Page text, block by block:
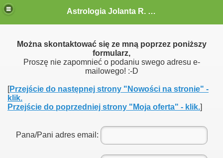
Astrologia Jolanta R. G.-Gołębiewska
Można skontaktować się ze mną poprzez poniższy
formularz,
Proszę nie zapomnieć o podaniu swego adresu e-
mailowego! :-D
[Przejście do następnej strony "Nowości na stronie" -
klik.
Przejście do poprzedniej strony "Moja oferta" - klik.]
Pana/Pani adres email: